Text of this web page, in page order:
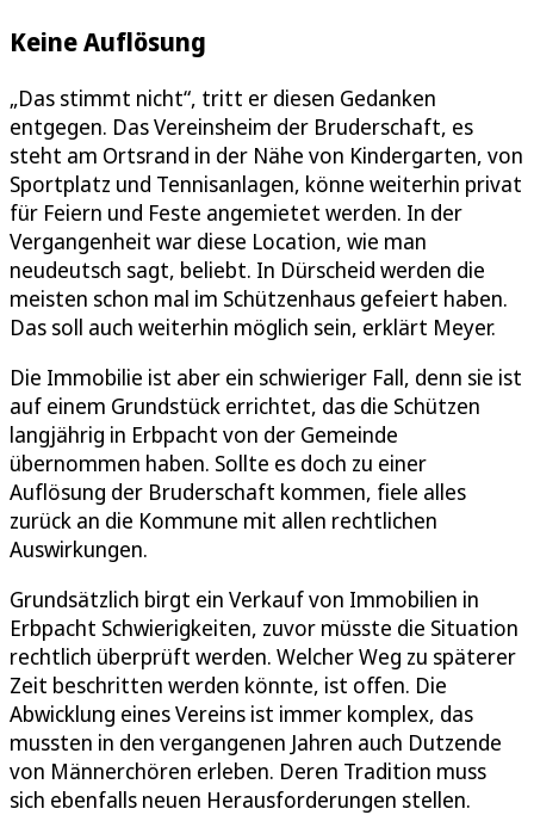
Keine Auflösung
„Das stimmt nicht“, tritt er diesen Gedanken
entgegen. Das Vereinsheim der Bruderschaft, es
steht am Ortsrand in der Nähe von Kindergarten, von
Sportplatz und Tennisanlagen, könne weiterhin privat
für Feiern und Feste angemietet werden. In der
Vergangenheit war diese Location, wie man
neudeutsch sagt, beliebt. In Dürscheid werden die
meisten schon mal im Schützenhaus gefeiert haben.
Das soll auch weiterhin möglich sein, erklärt Meyer.
Die Immobilie ist aber ein schwieriger Fall, denn sie ist
auf einem Grundstück errichtet, das die Schützen
langjährig in Erbpacht von der Gemeinde
übernommen haben. Sollte es doch zu einer
Auflösung der Bruderschaft kommen, fiele alles
zurück an die Kommune mit allen rechtlichen
Auswirkungen.
Grundsätzlich birgt ein Verkauf von Immobilien in
Erbpacht Schwierigkeiten, zuvor müsste die Situation
rechtlich überprüft werden. Welcher Weg zu späterer
Zeit beschritten werden könnte, ist offen. Die
Abwicklung eines Vereins ist immer komplex, das
mussten in den vergangenen Jahren auch Dutzende
von Männerchören erleben. Deren Tradition muss
sich ebenfalls neuen Herausforderungen stellen.